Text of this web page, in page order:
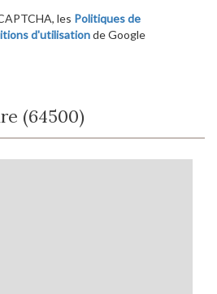
les Politiques de
d'utilisationde Google
(64500)